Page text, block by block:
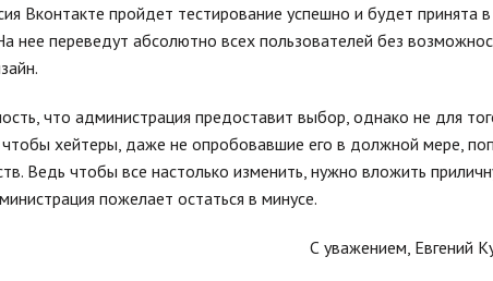
Вконтакте пройдет тестирование успешно и будет принята в
нее переведут абсолютно всех пользователей без
что администрация предоставит выбор, однако не для
хейтеры, даже не опробовавшие его в должной мере,
Ведь чтобы все настолько изменить, нужно вложить
пожелает остаться в минусе.
С уважением, Евгений